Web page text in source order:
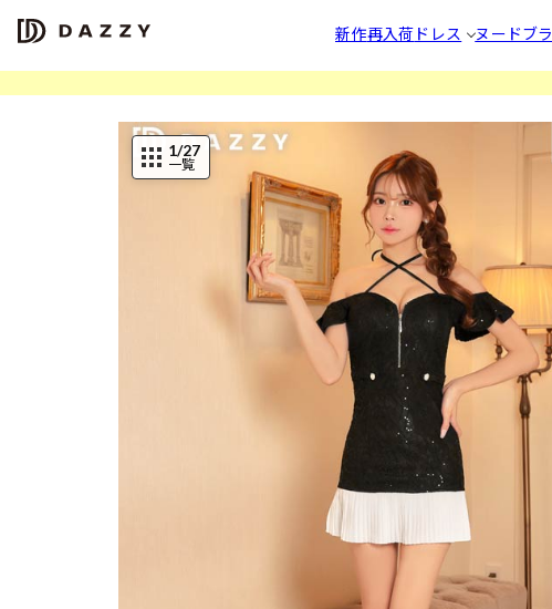
新作再入荷 ドレス ヌードブラ
1/27
一覧